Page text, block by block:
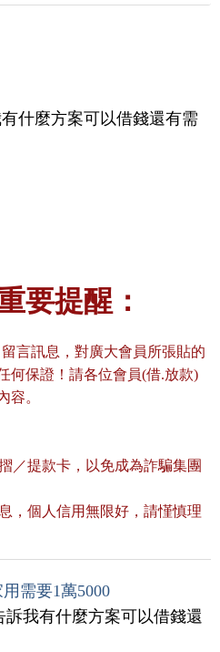
什麼方案可以借錢還有需
要提醒：
言訊息，對廣大會員所張貼的
何保證！請各位會員(借.放款)
容。
／提款卡，以免成為詐騙集團
，個人信用無限好，請慬慎理
需要1萬5000
我有什麼方案可以借錢還